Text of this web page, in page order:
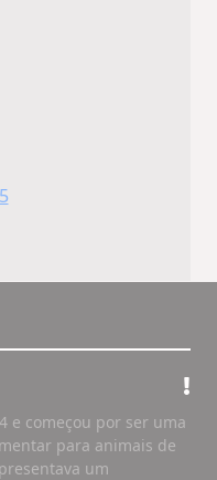
e começou por ser uma
para animais de
um